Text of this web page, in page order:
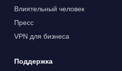
Влиятельный человек
Пресс
VPN для бизнеса
Поддержка